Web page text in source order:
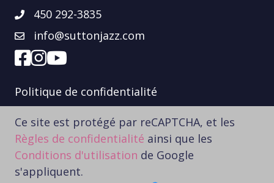
450 292-3835
info@suttonjazz.com
Politique de confidentialité
Ce site est protégé par reCAPTCHA, et les
Règles de confidentialité ainsi que les
Conditions d'utilisation de Google
s'appliquent.